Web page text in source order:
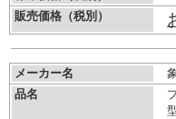
販売価格（税別）
メーカー名
品名